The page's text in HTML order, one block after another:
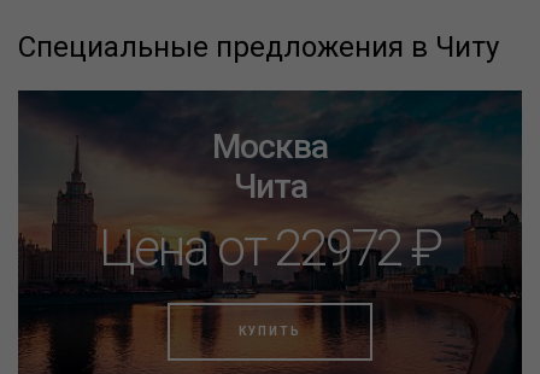
Специальные предложения в Читу
Москва
Чита
Цена от 22972 ₽
КУПИТЬ